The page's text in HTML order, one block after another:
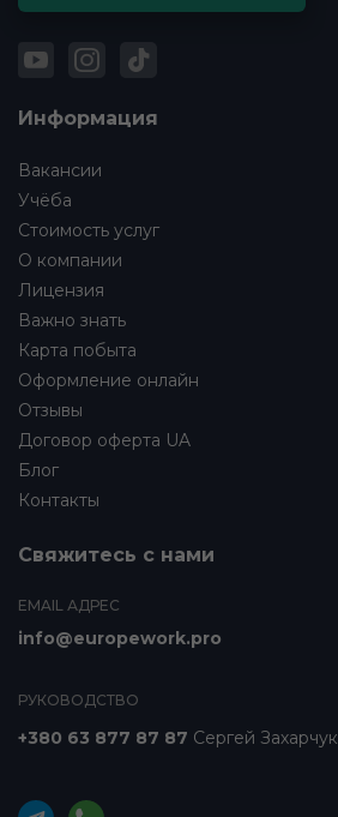
Информация
Вакансии
Учёба
Стоимость услуг
О компании
Лицензия
Важно знать
Карта побыта
Оформление онлайн
Отзывы
Договор оферта UA
Блог
Контакты
Свяжитесь с нами
EMAIL АДРЕС
info@europework.pro
РУКОВОДСТВО
+380 63 877 87 87 Сергей Захарчук